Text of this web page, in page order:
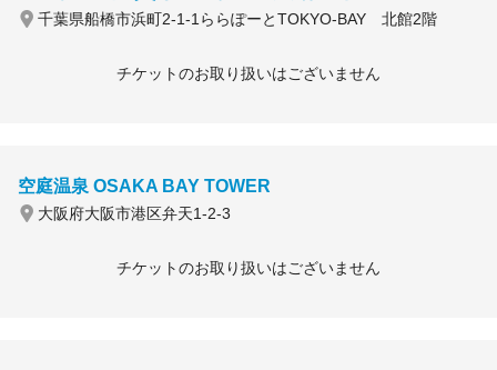
千葉県船橋市浜町2-1-1ららぽーとTOKYO-BAY 北館2階
チケットのお取り扱いはございません
空庭温泉 OSAKA BAY TOWER
大阪府大阪市港区弁天1-2-3
チケットのお取り扱いはございません